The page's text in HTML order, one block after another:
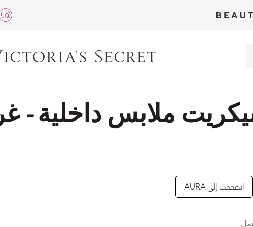
ملابس داخلية -
انضممت إلى AURA